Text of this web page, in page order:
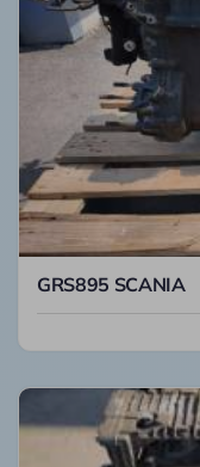
GRS895 SCANIA